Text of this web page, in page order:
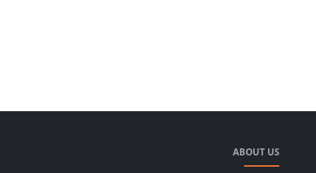
ABOUT US